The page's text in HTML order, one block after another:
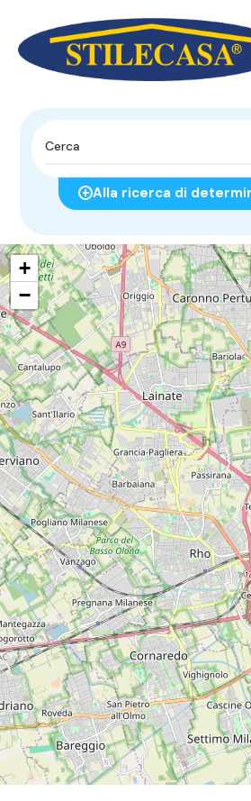
Alla ricerca di
+
−